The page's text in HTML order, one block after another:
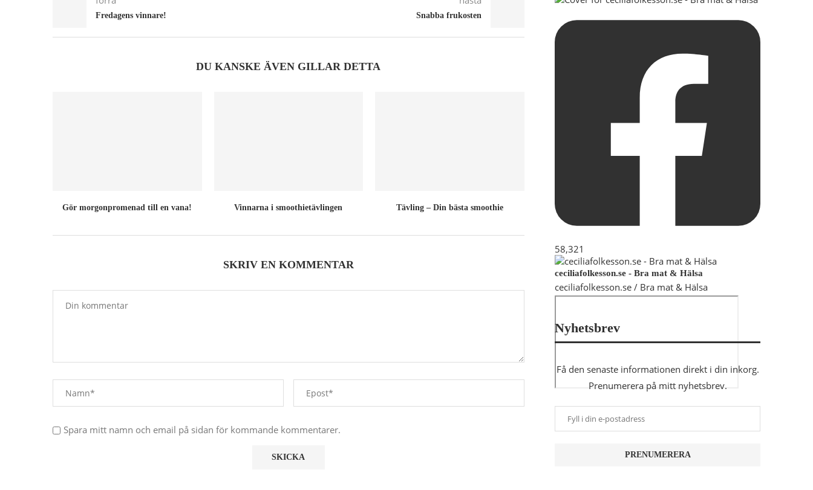
Fredagens vinnare! Snabba frukosten
DU KANSKE ÄVEN GILLAR DETTA
Gör morgonpromenad till en vana! Vinnarna i smoothietävlingen Tävling – Din bästa smoothie
SKRIV EN KOMMENTAR
Spara mitt namn och email på sidan för kommande kommentarer.
58,321
ceciliafolkesson.se - Bra mat & Hälsa
ceciliafolkesson.se / Bra mat & Hälsa
Nyhetsbrev
Få den senaste informationen direkt i din inkorg.
Prenumerera på mitt nyhetsbrev.